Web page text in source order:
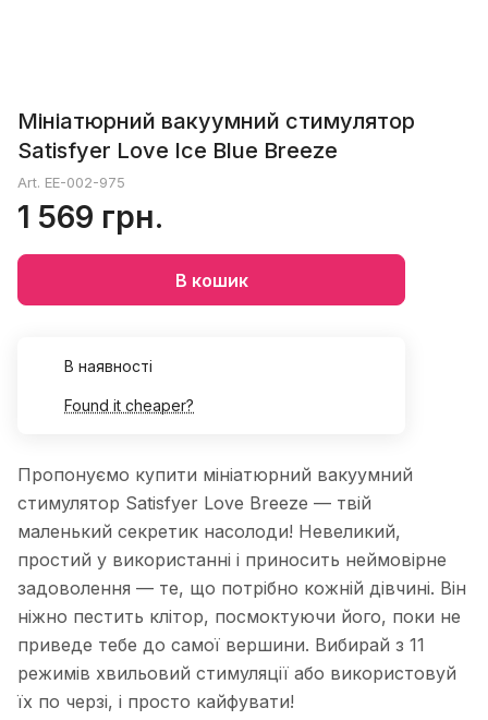
Мініатюрний вакуумний стимулятор
Satisfyer Love Ice Blue Breeze
Art. EE-002-975
1 569 грн.
В кошик
В наявності
Found it cheaper?
Пропонуємо купити мініатюрний вакуумний
стимулятор Satisfyer Love Breeze — твій
маленький секретик насолоди! Невеликий,
простий у використанні і приносить неймовірне
задоволення — те, що потрібно кожній дівчині. Він
ніжно пестить клітор, посмоктуючи його, поки не
приведе тебе до самої вершини. Вибирай з 11
режимів хвильовий стимуляції або використовуй
їх по черзі, і просто кайфувати!